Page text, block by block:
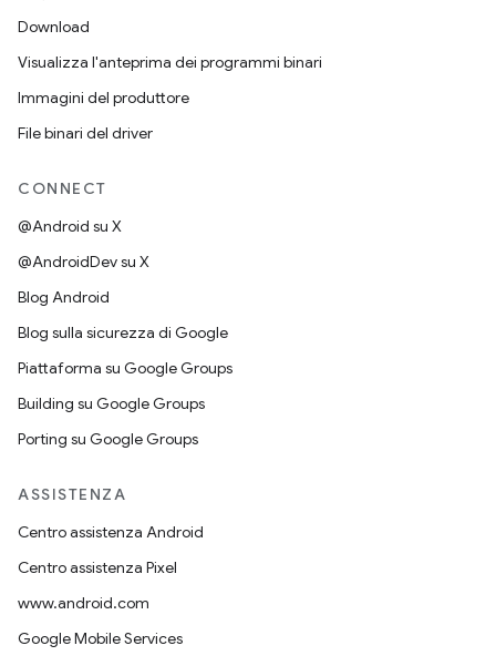
Download
Visualizza l'anteprima dei programmi binari
Immagini del produttore
File binari del driver
CONNECT
@Android su X
@AndroidDev su X
Blog Android
Blog sulla sicurezza di Google
Piattaforma su Google Groups
Building su Google Groups
Porting su Google Groups
ASSISTENZA
Centro assistenza Android
Centro assistenza Pixel
www.android.com
Google Mobile Services